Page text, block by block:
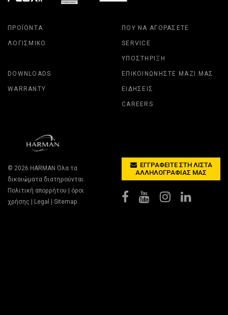
ΠΡΟΪΌΝΤΑ
ΛΟΓΙΣΜΙΚΌ
ΠΟΎ ΝΑ ΑΓΟΡΆΣΕΤΕ
SERVICE
ΥΠΟΣΤΉΡΙΞΗ
DOWNLOADS
WARRANTY
ΕΠΙΚΟΙΝΩΝΉΣΤΕ ΜΑΖΊ ΜΑΣ
ΕΙΔΉΣΕΙΣ
CAREERS
© 2026 HARMAN Όλα τα
δικαιώματα διατηρούνται.
Πολιτική απορρήτου
όροι
χρήσης
Legal Sitemap
ΕΓΓΡΑΦΕΊΤΕ ΣΤΗ ΛΊΣΤΑ
ΑΛΛΗΛΟΓΡΑΦΊΑΣ ΜΑΣ